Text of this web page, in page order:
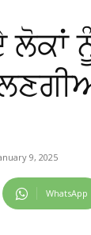
ਲੋਕਾਂ
9, 2025
WhatsApp